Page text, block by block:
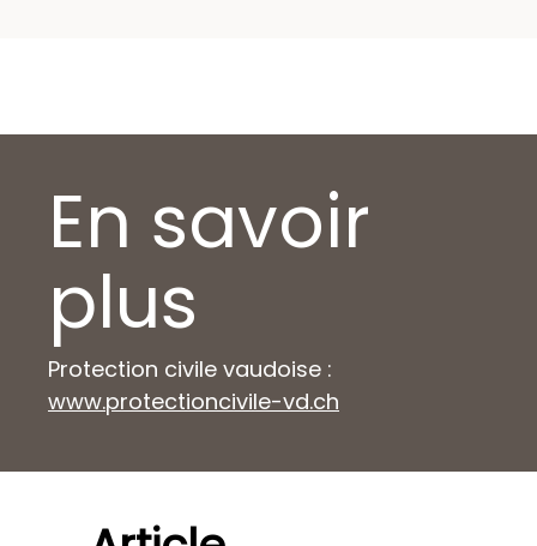
En savoir
plus
Protection civile vaudoise :
www.protectioncivile-vd.ch